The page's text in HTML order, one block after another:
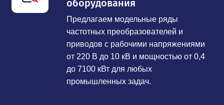
оборудования
Предлагаем модельные ряды
частотных преобразователей и
приводов с рабочими напряжениями
от 220 В до 10 кВ и мощностью от 0,4
до 7100 кВт для любых
промышленных задач.